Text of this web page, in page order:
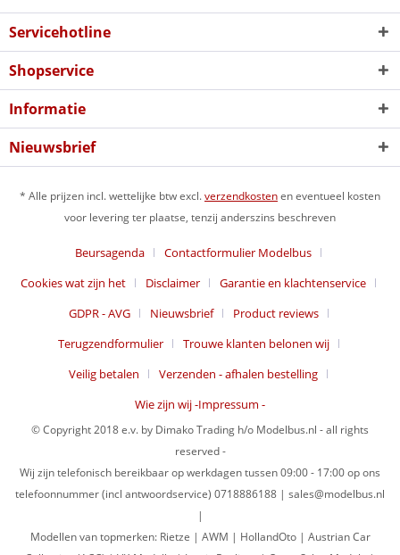
Servicehotline
Shopservice
Informatie
Nieuwsbrief
* Alle prijzen incl. wettelijke btw excl.verzendkostenen eventueel kosten
voor levering ter plaatse, tenzij anderszins beschreven
Beursagenda
Contactformulier Modelbus
Cookies wat zijn het
Disclaimer
Garantie en klachtenservice
GDPR - AVG
Nieuwsbrief
Product reviews
Terugzendformulier
Trouwe klanten belonen wij
Veilig betalen
Verzenden - afhalen bestelling
Wie zijn wij -Impressum -
© Copyright 2018 e.v. by Dimako Trading h/o Modelbus.nl - all rights
reserved -
Wij zijn telefonisch bereikbaar op werkdagen tussen 09:00 - 17:00 op ons
telefoonnummer (incl antwoordservice) 0718886188 | sales@modelbus.nl
|
Modellen van topmerken: Rietze | AWM | HollandOto | Austrian Car